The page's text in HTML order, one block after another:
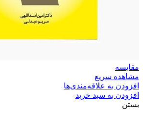
مقایسه
مشاهده سریع
افزودن به علاقه‌مندی‌ها
افزودن به سبد خرید
بستن